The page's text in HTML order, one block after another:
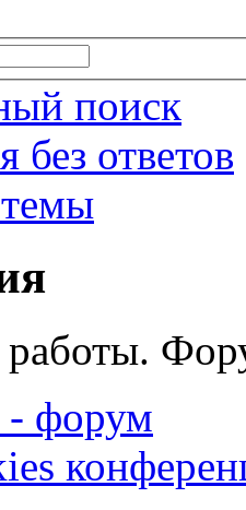
поиск
ответов
- форум